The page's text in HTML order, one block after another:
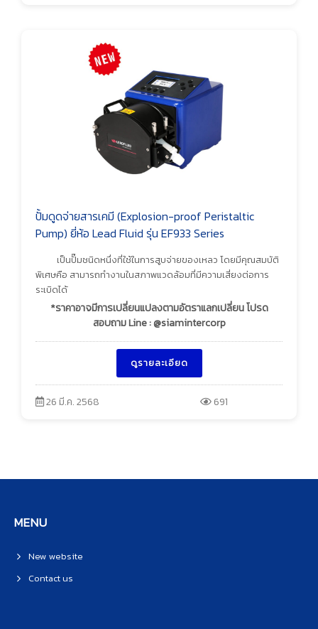
ปั้มดูดจ่ายสารเคมี (Explosion-proof Peristaltic
Pump) ยี่ห้อ Lead Fluid รุ่น EF933 Series
เป็นปั๊มชนิดหนึ่งที่ใช้ในการสูบจ่ายของเหลว โดยมีคุณสมบัติ
พิเศษคือ สามารถทำงานในสภาพแวดล้อมที่มีความเสี่ยงต่อการ
ระเบิดได้
*ราคาอาจมีการเปลี่ยนแปลงตามอัตราแลกเปลี่ยน โปรด
สอบถาม Line : @siamintercorp
ดูรายละเอียด
26 มี.ค. 2568 691
MENU
New website
Contact us